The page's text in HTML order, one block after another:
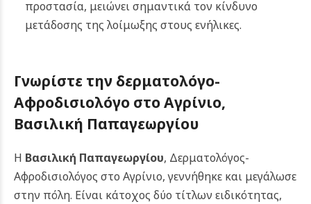
προστασία, μειώνει σημαντικά τον κίνδυνο
μετάδοσης της λοίμωξης στους ενήλικες.
Γνωρίστε την δερματολόγο-
Αφροδισιολόγο στο Αγρίνιο,
Βασιλική Παπαγεωργίου
Η Βασιλική Παπαγεωργίου, Δερματολόγος-
Αφροδισιολόγος στο Αγρίνιο, γεννήθηκε και μεγάλωσε
στην πόλη. Είναι κάτοχος δύο τίτλων ειδικότητας,